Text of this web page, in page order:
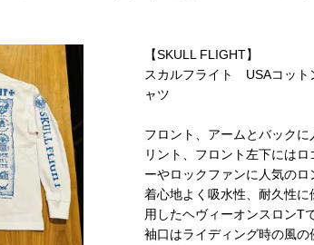
【SKULL FLIGHT】
スカルフライト USAコッ
ャツ
フロント、アームとバック
リント、フロント左下には
ーやロックファンに人気の
着心地よく吸水性、耐久性
用したヘヴィーオンスロンT
袖口はライディング時の風の